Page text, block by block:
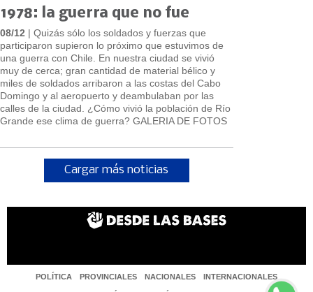
1978: la guerra que no fue
08/12 | Quizás sólo los soldados y fuerzas que
participaron supieron lo próximo que estuvimos de
una guerra con Chile. En nuestra ciudad se vivió
muy de cerca; gran cantidad de material bélico y
miles de soldados arribaron a las costas del Cabo
Domingo y al aeropuerto y deambulaban por las
calles de la ciudad. ¿Cómo vivió la población de Río
Grande ese clima de guerra? GALERIA DE FOTOS
Cargar más noticias
POLÍTICA PROVINCIALES NACIONALES INTERNACIONALES